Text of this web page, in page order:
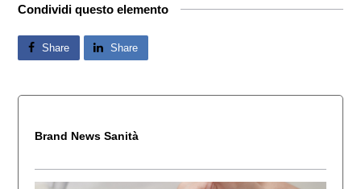
Condividi questo elemento
Share Share
Brand News Sanità